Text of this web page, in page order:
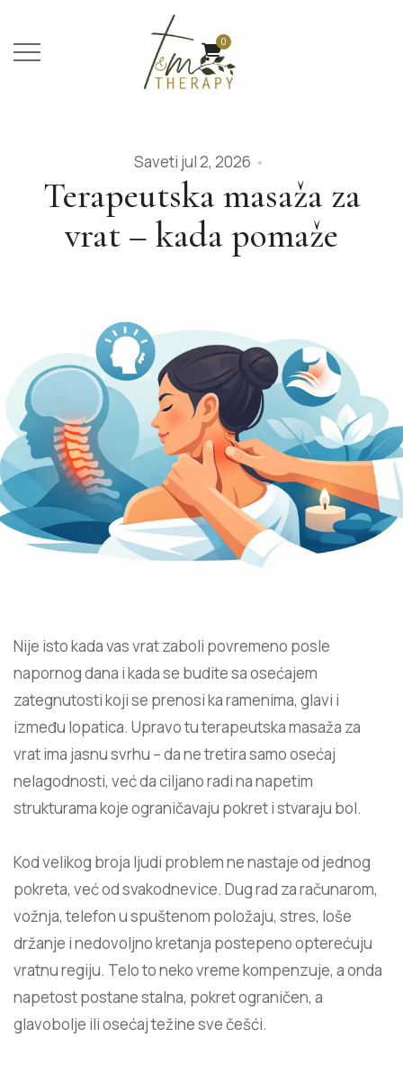
0
Saveti jul 2, 2026
Terapeutska masaža za
vrat – kada pomaže
Nije isto kada vas vrat zaboli povremeno posle
napornog dana i kada se budite sa osećajem
zategnutosti koji se prenosi ka ramenima, glavi i
između lopatica. Upravo tu terapeutska masaža za
vrat ima jasnu svrhu – da ne tretira samo osećaj
nelagodnosti, već da ciljano radi na napetim
strukturama koje ograničavaju pokret i stvaraju bol.
Kod velikog broja ljudi problem ne nastaje od jednog
pokreta, već od svakodnevice. Dug rad za računarom,
vožnja, telefon u spuštenom položaju, stres, loše
držanje i nedovoljno kretanja postepeno opterećuju
vratnu regiju. Telo to neko vreme kompenzuje, a onda
napetost postane stalna, pokret ograničen, a
glavobolje ili osećaj težine sve češći.